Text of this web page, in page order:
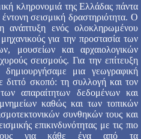
κληρονομιά της Ελλάδας πάντα
σεισμική δραστηριότητα. Ο
ανάπτυξη ενός ολοκληρωμένου
για την προστασία των
μουσείων και αρχαιολογικών
σεισμούς. Για την επίτευξη
μια γεωγραφική
σκοπό: τη συλλογή και τον
απαραίτητων δεδομένων και
καθώς και των τοπικών
συνθηκών τους και
επικινδυνότητας με τις πιο
για κάθε ένα από τα